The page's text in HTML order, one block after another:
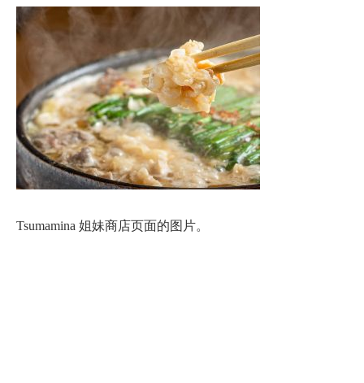
Tsumamina 姐妹商店页面的图片。